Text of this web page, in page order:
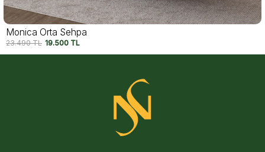
Kavala Orta Sehpa
27.490TL 22.500 TL